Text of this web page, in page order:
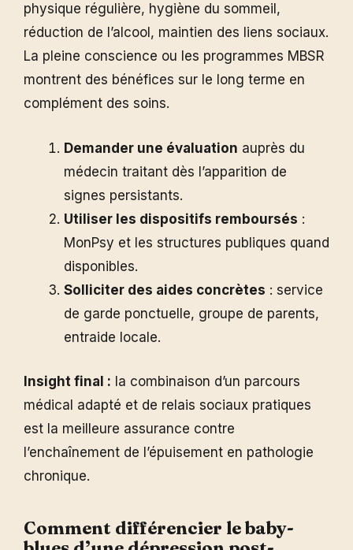
physique régulière, hygiène du sommeil,
réduction de l’alcool, maintien des liens sociaux.
La pleine conscience ou les programmes MBSR
montrent des bénéfices sur le long terme en
complément des soins.
Demander une évaluation auprès du
médecin traitant dès l’apparition de
signes persistants.
Utiliser les dispositifs remboursés :
MonPsy et les structures publiques quand
disponibles.
Solliciter des aides concrètes : service
de garde ponctuelle, groupe de parents,
entraide locale.
Insight final : la combinaison d’un parcours
médical adapté et de relais sociaux pratiques
est la meilleure assurance contre
l’enchaînement de l’épuisement en pathologie
chronique.
Comment différencier le baby-